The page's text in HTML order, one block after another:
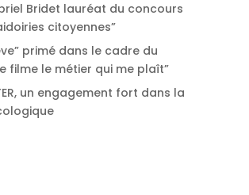
Bridet lauréat du concours
citoyennes”
primé dans le cadre du
filme le métier qui me plaît”
un engagement fort dans la